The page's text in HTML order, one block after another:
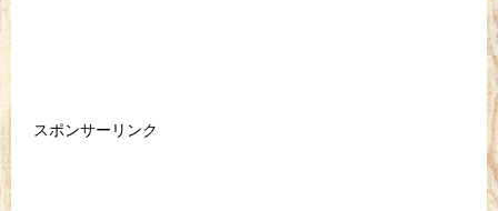
スポンサーリンク